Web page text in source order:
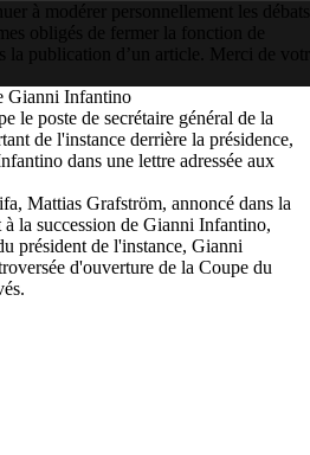
à modérer personnellement les débats
obligés de fermer la fonction de
la publication d’un article. Merci de
Gianni Infantino
le poste de secrétaire général de la
de l'instance derrière la présidence,
dans une lettre adressée aux
Mattias Grafström, annoncé dans la
à la succession de Gianni Infantino,
président de l'instance, Gianni
d'ouverture de la Coupe du